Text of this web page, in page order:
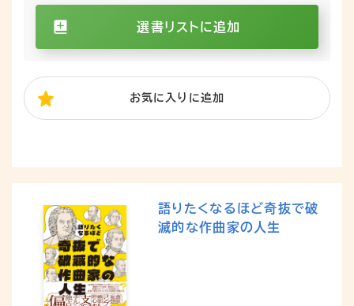
選書リストに追加
お気に入り に追加
語りたくなるほど奇抜で破
滅的な作曲家の人生